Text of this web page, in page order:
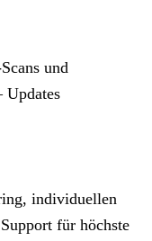
und
Updates
individuellen
für höchste